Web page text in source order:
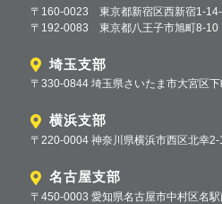
〒160-0023 東京都新宿区西新宿1-
〒192-0083 東京都八王子市旭町8-10
埼玉支部
〒330-0844 埼玉県さいたま市大宮区
横浜支部
〒220-0004 神奈川県横浜市西区北幸
名古屋支部
〒450-0003 愛知県名古屋市中村区名